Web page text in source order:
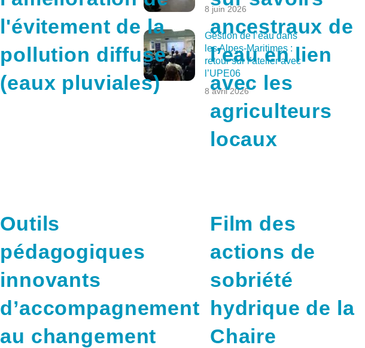
l'évitement de la
pollution diffuse
(eaux pluviales)
ancestraux de
l’eau en lien
avec les
agriculteurs
locaux
Outils
pédagogiques
innovants
d’accompagnement
au changement
Film des
actions de
sobriété
hydrique de la
Chaire
8 juin 2026
Gestion de l’eau dans
les Alpes-Maritimes :
retour sur l’atelier avec
l’UPE06
8 avril 2026